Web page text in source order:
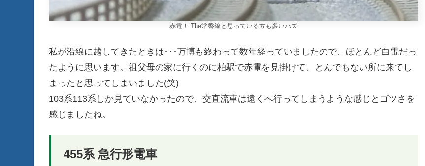
赤電！ The常磐線と思っている方も多いハズ
私が沿線に越してきたときは･･･万博も終わって数年経っていましたので、ほとんど白電だっ
たように思います。祖父母の家に行くのに柏駅で赤電を見掛けて、とんでもない所に来てし
まったと思ってしまいました(笑)
103系113系しか見ていなかったので、交直流車は遠くへ行ってしまうような感じとゴツさを
感じましたね。
455系 急行形電車